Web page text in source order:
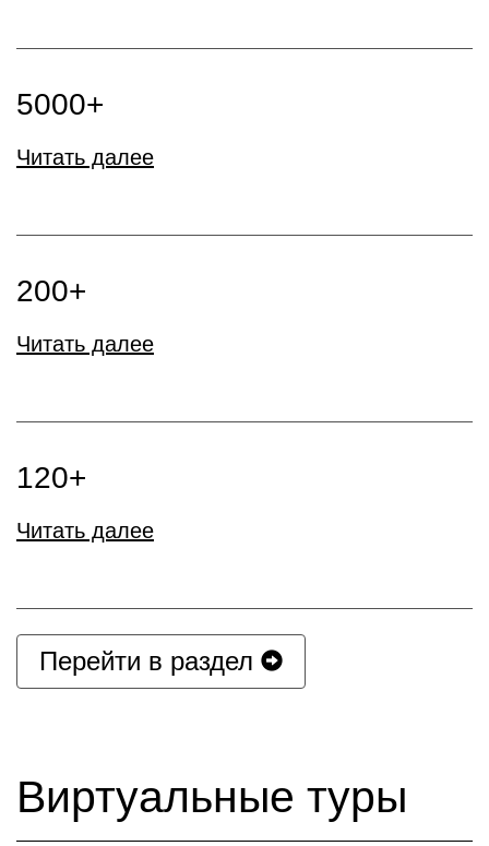
5000+
Читать далее
200+
Читать далее
120+
Читать далее
Перейти в раздел
Виртуальные туры